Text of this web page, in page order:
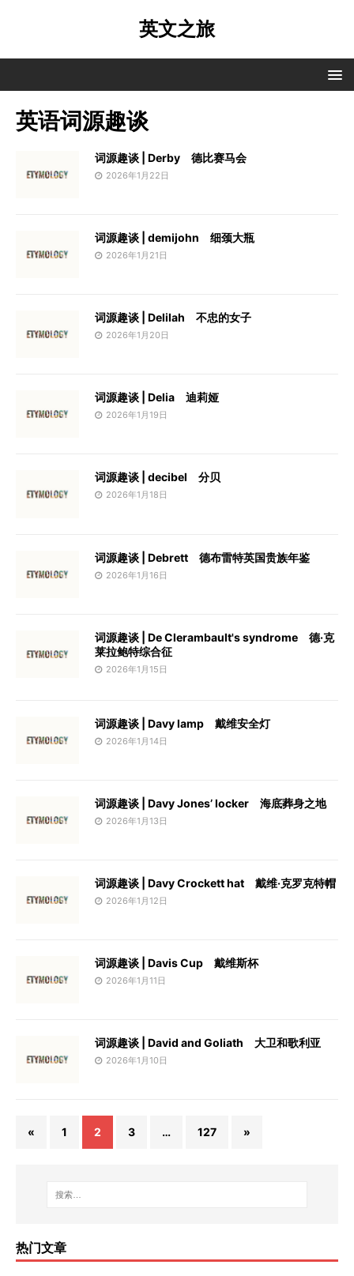
英文之旅
英语词源趣谈
词源趣谈 | Derby 德比赛马会
2026年1月22日
词源趣谈 | demijohn 细颈大瓶
2026年1月21日
词源趣谈 | Delilah 不忠的女子
2026年1月20日
词源趣谈 | Delia 迪莉娅
2026年1月19日
词源趣谈 | decibel 分贝
2026年1月18日
词源趣谈 | Debrett 德布雷特英国贵族年鉴
2026年1月16日
词源趣谈 | De Clerambault's syndrome 德·克
莱拉鲍特综合征
2026年1月15日
词源趣谈 | Davy lamp 戴维安全灯
2026年1月14日
词源趣谈 | Davy Jones’ locker 海底葬身之地
2026年1月13日
词源趣谈 | Davy Crockett hat 戴维·克罗克特帽
2026年1月12日
词源趣谈 | Davis Cup 戴维斯杯
2026年1月11日
词源趣谈 | David and Goliath 大卫和歌利亚
2026年1月10日
« 1 2 3 … 127 »
热门文章